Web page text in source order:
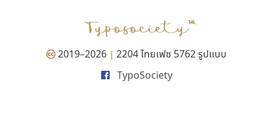
2019–2026 | 2204 ไทยเฟซ 5762 รูปแบบ
TypoSociety